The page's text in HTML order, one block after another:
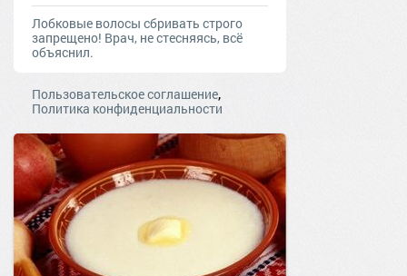
Лобковые волосы сбривать строго
запрещено! Врач, не стесняясь, всё
объяснил.
Пользовательское соглашение,
Политика конфиденциальности